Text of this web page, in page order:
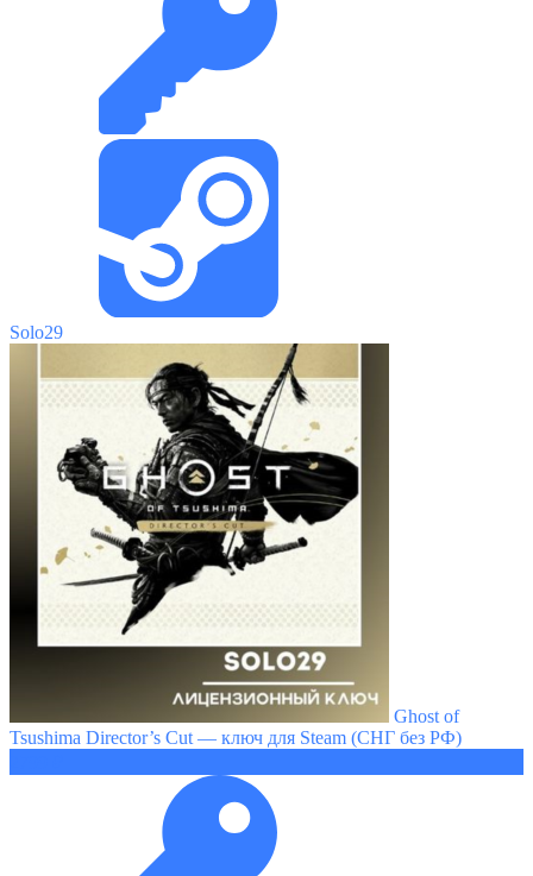
Solo29
Ghost of
Tsushima Director’s Cut — ключ для Steam (СНГ без РФ)